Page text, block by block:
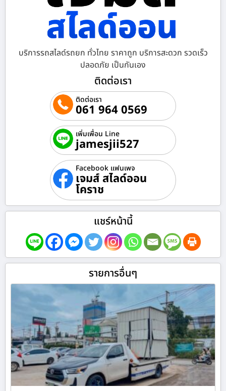
บริการรถสไลด์รถยก ทั่วไทย ราคาถูก บริการสะดวก รวดเร็ว
ปลอดภัย เป็นกันเอง
ติดต่อเรา
ติดต่อเรา
061 964 0569
เพิ่มเพื่อน Line
jamesjii527
Facebook แฟนเพจ
เจมส์ สไลด์ออน
โคราช
แชร์หน้านี้
รายการอื่นๆ